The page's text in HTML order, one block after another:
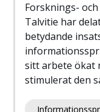
Forsknings-
Talvitie har
betydande
sitt arbete ökat
stimulerat den